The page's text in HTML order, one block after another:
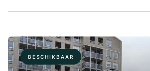
BESCHIKBAAR